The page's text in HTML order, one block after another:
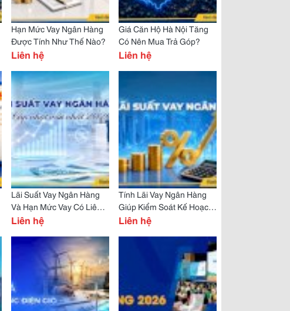
Hạn Mức Vay Ngân Hàng
Được Tính Như Thế Nào?
Liên hệ
Giá Căn Hộ Hà Nội Tăng
Có Nên Mua Trả Góp?
Liên hệ
Lãi Suất Vay Ngân Hàng
Và Hạn Mức Vay Có Liên
Quan Thế Nào?
Liên hệ
Tính Lãi Vay Ngân Hàng
Giúp Kiểm Soát Kế Hoạch
Tài Chính Tốt Hơn
Liên hệ